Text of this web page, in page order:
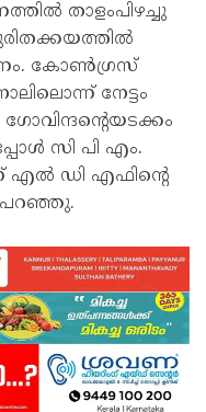
താളംപിഴച്ചു
കോൺഗ്രസ്
നേട്ടം
ഗോവിന്ദൻ്റെയടക്കം
സി പി എം.
എൽ ഡി എഫിൻ്റെ
പറഞ്ഞു.